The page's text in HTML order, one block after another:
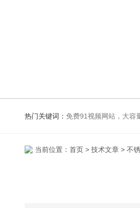
热门关键词： 免费91视频网站，大容量离心机，大容量振荡器，
当前位置： 首页 > 技术文章 > 不